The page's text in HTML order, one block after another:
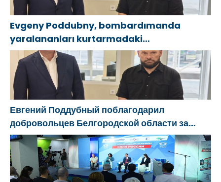
Evgeny Poddubny, bombardımanda
yaralananları kurtarmadaki
cesaretlerinden dolayı Belgorod
bölgesindeki gönüllülere teşekkür etti
Евгений Поддубный поблагодарил
добровольцев Белгородской области за
мужество в спасении пострадавших от
обстрелов